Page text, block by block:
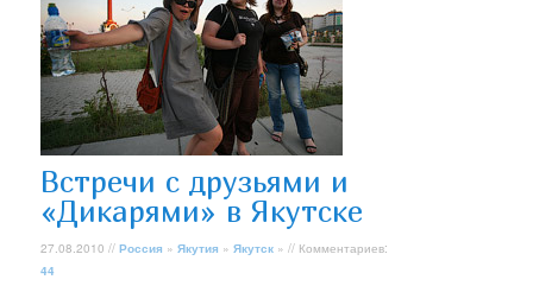
Встречи с друзьями и
«Дикарями» в Якутске
27.08.2010 //Россия »Якутия »Якутск » // Комментариев:
44